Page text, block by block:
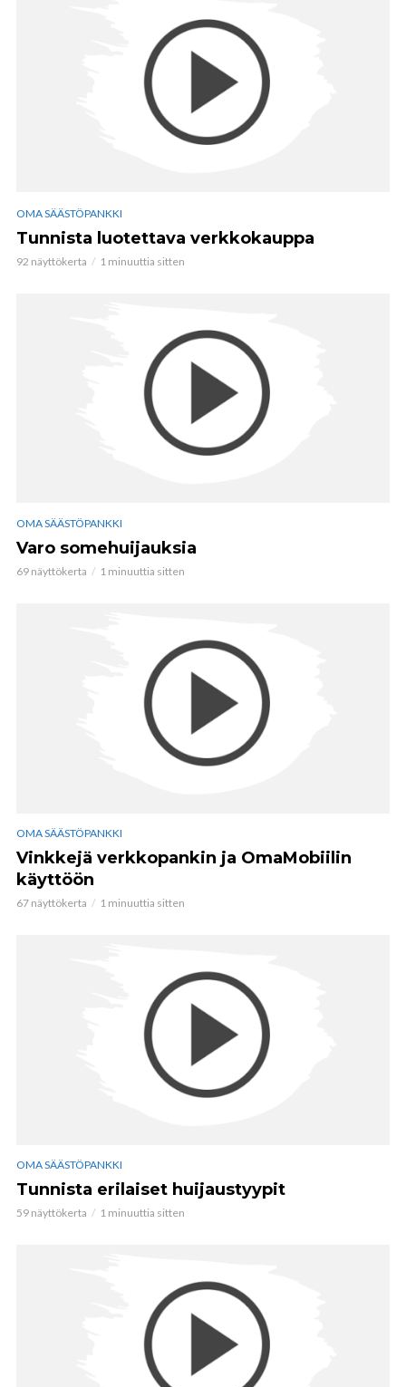
OMA SÄÄSTÖPANKKI
Tunnista luotettava verkkokauppa
92 näyttökerta 1 minuuttia sitten
OMA SÄÄSTÖPANKKI
Varo somehuijauksia
69 näyttökerta 1 minuuttia sitten
OMA SÄÄSTÖPANKKI
Vinkkejä verkkopankin ja OmaMobiilin
käyttöön
67 näyttökerta 1 minuuttia sitten
OMA SÄÄSTÖPANKKI
Tunnista erilaiset huijaustyypit
59 näyttökerta 1 minuuttia sitten